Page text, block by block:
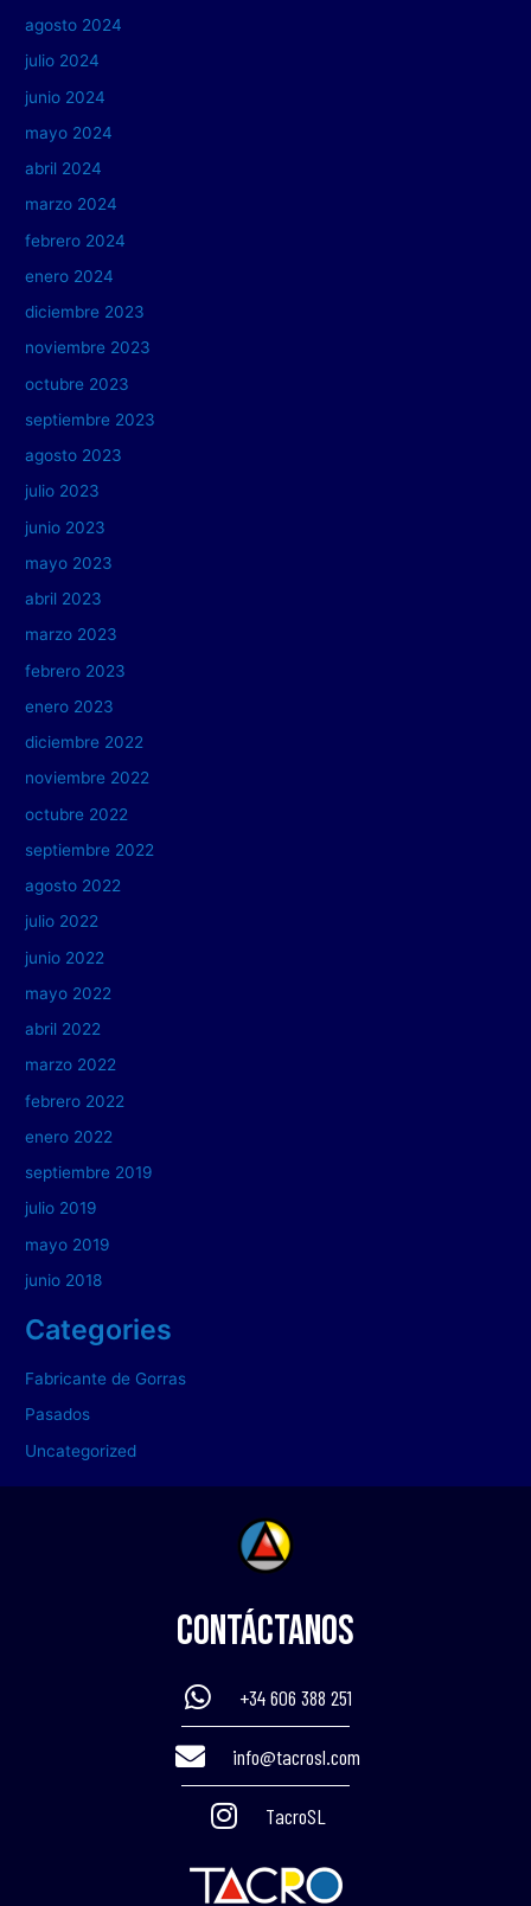
agosto 2024
julio 2024
junio 2024
mayo 2024
abril 2024
marzo 2024
febrero 2024
enero 2024
diciembre 2023
noviembre 2023
octubre 2023
septiembre 2023
agosto 2023
julio 2023
junio 2023
mayo 2023
abril 2023
marzo 2023
febrero 2023
enero 2023
diciembre 2022
noviembre 2022
octubre 2022
septiembre 2022
agosto 2022
julio 2022
junio 2022
mayo 2022
abril 2022
marzo 2022
febrero 2022
enero 2022
septiembre 2019
julio 2019
mayo 2019
junio 2018
Categories
Fabricante de Gorras
Pasados
Uncategorized
Contáctanos
+34 606 388 251
info@tacrosl.com
TacroSL